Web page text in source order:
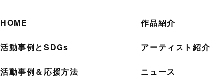
HOME
活動事例とSDGs
活動事例＆応援方法
作品紹介
アーティスト紹介
ニュース